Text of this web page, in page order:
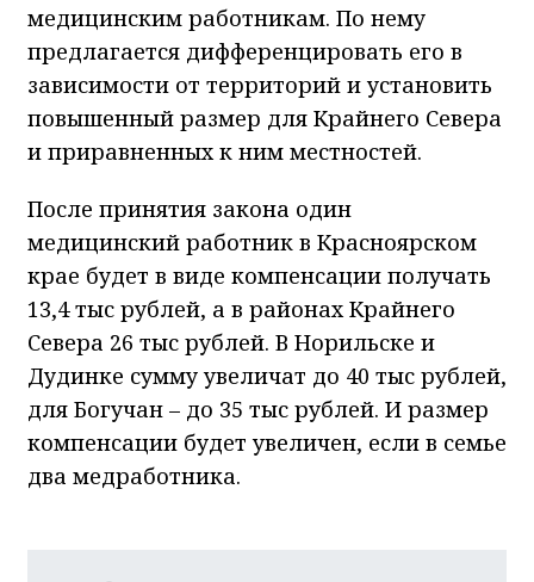
медицинским работникам. По нему
предлагается дифференцировать его в
зависимости от территорий и установить
повышенный размер для Крайнего Севера
и приравненных к ним местностей.
После принятия закона один
медицинский работник в Красноярском
крае будет в виде компенсации получать
13,4 тыс рублей, а в районах Крайнего
Севера 26 тыс рублей. В Норильске и
Дудинке сумму увеличат до 40 тыс рублей,
для Богучан – до 35 тыс рублей. И размер
компенсации будет увеличен, если в семье
два медработника.